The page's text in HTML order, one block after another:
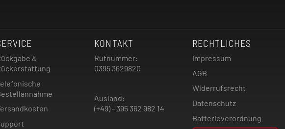
&
KONTAKT
Rufnummer:
0395 3629820
Ausland:
(+49) - 395 362 982 14
RECHTLICHES
Impressum
AGB
Widerrufsrecht
Datenschutz
Batterieverordnung